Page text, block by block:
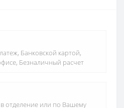
Банковской картой,
Безналичный расчет
отделение или по Вашему